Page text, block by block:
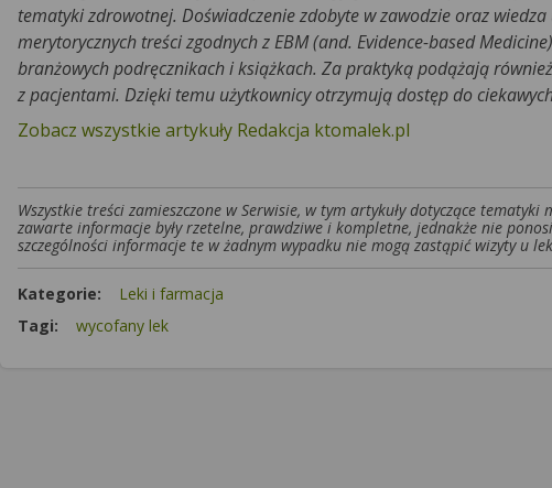
tematyki zdrowotnej. Doświadczenie zdobyte w zawodzie oraz
merytorycznych treści zgodnych z EBM (and. Evidence-based
branżowych podręcznikach i książkach. Za praktyką podążają
z pacjentami. Dzięki temu użytkownicy otrzymują dostęp do
Zobacz wszystkie artykuły Redakcja ktomalek.pl
Wszystkie treści zamieszczone w Serwisie, w tym artykuły dotyczące
zawarte informacje były rzetelne, prawdziwe i kompletne, jednakże nie
szczególności informacje te w żadnym wypadku nie mogą zastąpić wizyty u
Kategorie:
Leki i farmacja
Tagi:
wycofany lek